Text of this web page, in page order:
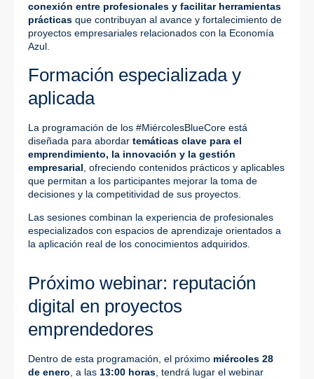
conexión entre profesionales y facilitar herramientas
prácticas que contribuyan al avance y fortalecimiento de
proyectos empresariales relacionados con la Economía
Azul.
Formación especializada y
aplicada
La programación de los #MiércolesBlueCore está
diseñada para abordar temáticas clave para el
emprendimiento, la innovación y la gestión
empresarial , ofreciendo contenidos prácticos y aplicables
que permitan a los participantes mejorar la toma de
decisiones y la competitividad de sus proyectos.
Las sesiones combinan la experiencia de profesionales
especializados con espacios de aprendizaje orientados a
la aplicación real de los conocimientos adquiridos.
Próximo webinar: reputación
digital en proyectos
emprendedores
Dentro de esta programación, el próximo miércoles 28
de enero , a las 13:00 horas , tendrá lugar el webinar